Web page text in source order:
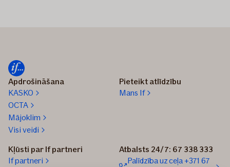
Apdrošināšana
KASKO
OCTA
Mājoklim
Visi veidi
Pieteikt atlīdzību
Mans If
Kļūsti par If partneri
If partneri
Atbalsts 24/7: 67 338 333
Palīdzība uz ceļa +371 67